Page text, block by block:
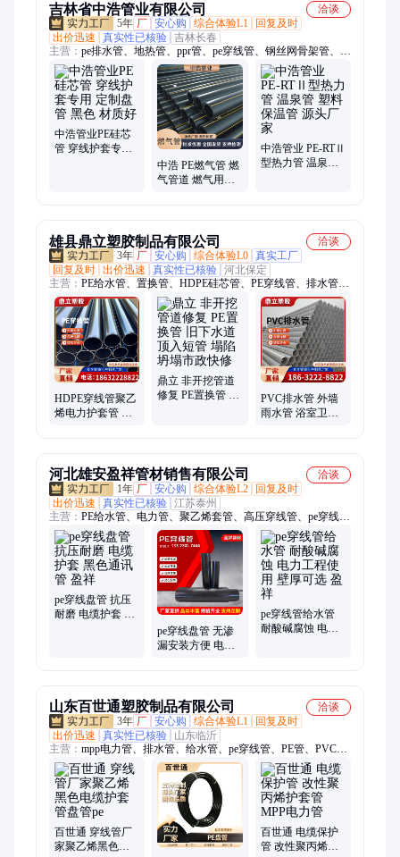
吉林省中浩管业有限公司
洽谈
5年 厂 安心购 综合体验L1
回复及时
出价迅速
真实性已核验 吉林长春
主营： pe排水管、地热管、ppr管、pe穿线管、钢丝网骨架管、pe
管、pe给水管、hdpe双壁波纹管、波纹管、pe钢丝网骨架管
中浩管业PE硅芯
管 穿线护套专用
中浩 PE燃气管 燃
气管道 燃气用管
中浩管业 PE-RTⅡ
型热力管 温泉管
雄县鼎立塑胶制品有限公司
洽谈
3年 厂 安心购 综合体验L0 真实工厂
回复及时 出价迅速 真实性已核验 河北保定
主营： PE给水管、置换管、HDPE硅芯管、PE穿线管、排水管、
电力管
HDPE穿线管聚乙
烯电力护套管 直
鼎立 非开挖管道
修复 PE置换管 旧
PVC排水管 外墙
雨水管 浴室卫生
河北雄安盈祥管材销售有限公司
洽谈
1年 厂 安心购 综合体验L2
回复及时
出价迅速
真实性已核验 江苏泰州
主营： PE给水管、电力管、聚乙烯套管、高压穿线管、pe穿线
管、双壁波纹管、开挖排水管、电力电缆套管、农村城市管道、
电力电缆保护管、七孔梅花管、格栅管、钢带波纹管、mpp管、
mpp电力保护管、PE灌溉管、mpp电力管、HDPE双壁波纹管、
cpvc电力管、大口径双壁波纹管、非开挖mpp电力管、电缆mpp
保护管、HDPE给水排水管、大口径pe管、给水管PE管
pe穿线盘管 抗压
耐磨 电缆护套 黑
pe穿线盘管 无渗
漏安装方便 电力
pe穿线管给水管
耐酸碱腐蚀 电力
山东百世通塑胶制品有限公司
洽谈
3年 厂 安心购 综合体验L1
回复及时
出价迅速
真实性已核验
山东临沂
主营： mpp电力管、排水管、给水管、pe穿线管、PE管、PVC
管、pe给水管、pe排水管、PVC给水管、PVC排水管
百世通 穿线管厂
家聚乙烯黑色电
百世通 电缆保护
管 改性聚丙烯护